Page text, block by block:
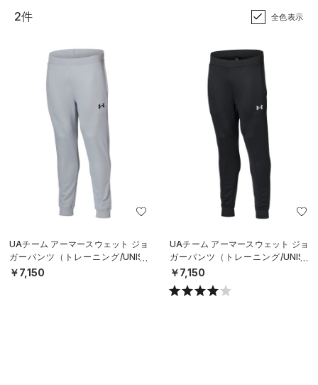
2件 全色表示
UAチーム アーマースウェット ジョ
ガーパンツ（トレーニング/UNISE
X）
￥7,150
UAチーム アーマースウェット ジョ
ガーパンツ（トレーニング/UNISE
X）
￥7,150